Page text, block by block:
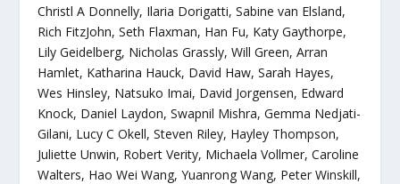
Christl A Donnelly, Ilaria Dorigatti, Sabine van Elsland,
Rich FitzJohn, Seth Flaxman, Han Fu, Katy Gaythorpe,
Lily Geidelberg, Nicholas Grassly, Will Green, Arran
Hamlet, Katharina Hauck, David Haw, Sarah Hayes,
Wes Hinsley, Natsuko Imai, David Jorgensen, Edward
Knock, Daniel Laydon, Swapnil Mishra, Gemma Nedjati-
Gilani, Lucy C Okell, Steven Riley, Hayley Thompson,
Juliette Unwin, Robert Verity, Michaela Vollmer, Caroline
Walters, Hao Wei Wang, Yuanrong Wang, Peter Winskill,